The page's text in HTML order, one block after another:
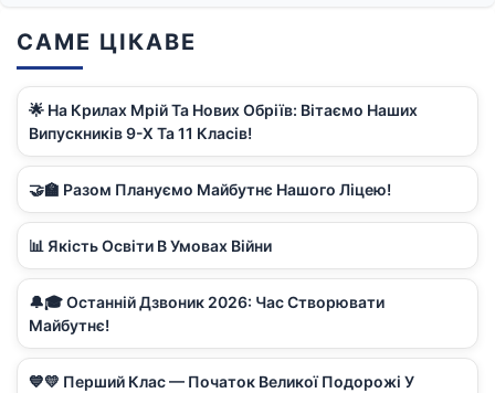
САМЕ ЦІКАВЕ
🌟 На Крилах Мрій Та Нових Обріїв: Вітаємо Наших
Випускників 9-Х Та 11 Класів!
🤝🏫 Разом Плануємо Майбутнє Нашого Ліцею!
📊 Якість Освіти В Умовах Війни
🔔🎓 Останній Дзвоник 2026: Час Створювати
Майбутнє!
💙💛 Перший Клас — Початок Великої Подорожі У